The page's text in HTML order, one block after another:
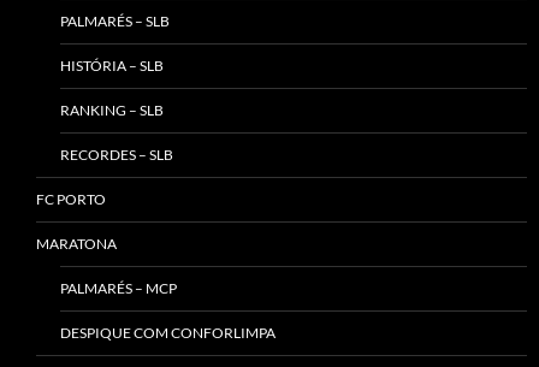
PALMARÉS – SLB
HISTÓRIA – SLB
RANKING – SLB
RECORDES – SLB
FC PORTO
MARATONA
PALMARÉS – MCP
DESPIQUE COM CONFORLIMPA